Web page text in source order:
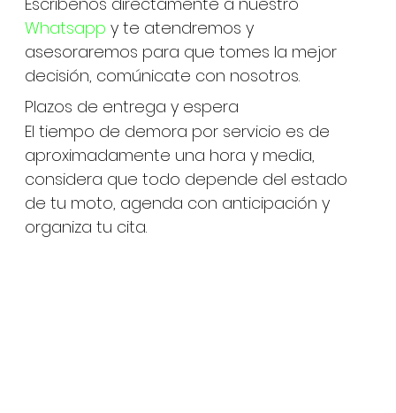
Whatsapp y te atendremos y
asesoraremos para que tomes la mejor
decisión, comúnicate con nosotros.
Plazos de entrega y espera
El tiempo de demora por servicio es de
aproximadamente una hora y media,
considera que todo depende del estado
de tu moto, agenda con anticipación y
organiza tu cita.